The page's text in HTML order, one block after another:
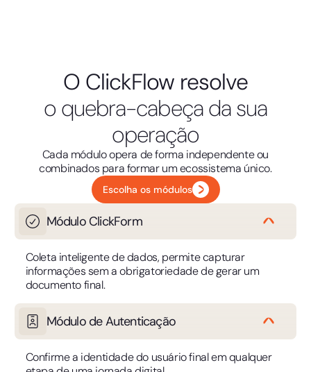
O ClickFlow resolve
o quebra-cabeça da sua
operação
Cada módulo opera de forma independente ou
combinados para formar um ecossistema único.
Escolha os módulos
Módulo ClickForm
Coleta inteligente de dados, permite capturar
informações sem a obrigatoriedade de gerar um
documento final.
Módulo de Autenticação
Confirme a identidade do usuário final em qualquer